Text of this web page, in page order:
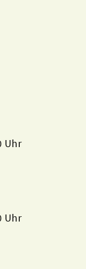
Uhr
Uhr